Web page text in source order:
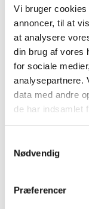
Vi bruger
annoncer, til at
at analysere
din brug af vores
for sociale
analysepartnere.
data med andre
de har indsamlet
Nødvendig
Præferencer
3.
børnekiste
som en
gravsten
og